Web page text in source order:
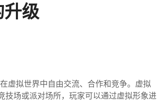
级
虚拟世界中自由交流、合作和竞争。虚拟
场或派对场所，玩家可以通过虚拟形象进